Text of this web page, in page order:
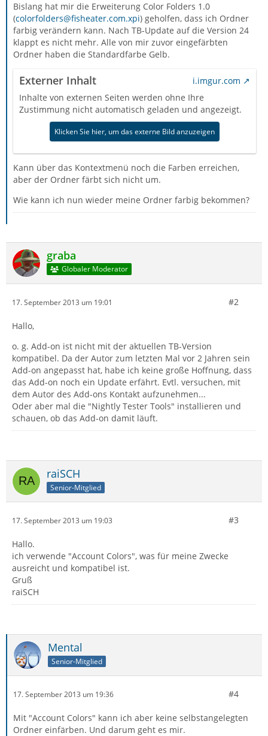
Bislang hat mir die Erweiterung Color Folders 1.0
(colorfolders@fisheater.com.xpi) geholfen, dass ich Ordner
farbig verändern kann. Nach TB-Update auf die Version 24
klappt es nicht mehr. Alle von mir zuvor eingefärbten
Ordner haben die Standardfarbe Gelb.
Externer Inhalt
i.imgur.com
Inhalte von externen Seiten werden ohne Ihre
Zustimmung nicht automatisch geladen und angezeigt.
Klicken Sie hier, um das externe Bild anzuzeigen
Kann über das Kontextmenü noch die Farben erreichen,
aber der Ordner färbt sich nicht um.
Wie kann ich nun wieder meine Ordner farbig bekommen?
graba
Globaler Moderator
17. September 2013 um 19:01 #2
Hallo,
o. g. Add-on ist nicht mit der aktuellen TB-Version
kompatibel. Da der Autor zum letzten Mal vor 2 Jahren sein
Add-on angepasst hat, habe ich keine große Hoffnung, dass
das Add-on noch ein Update erfährt. Evtl. versuchen, mit
dem Autor des Add-ons Kontakt aufzunehmen...
Oder aber mal die "Nightly Tester Tools" installieren und
schauen, ob das Add-on damit läuft.
raiSCH
Senior-Mitglied
17. September 2013 um 19:03 #3
Hallo.
ich verwende "Account Colors", was für meine Zwecke
ausreicht und kompatibel ist.
Gruß
raiSCH
Mental
Senior-Mitglied
17. September 2013 um 19:36 #4
Mit "Account Colors" kann ich aber keine selbstangelegten
Ordner einfärben. Und darum geht es mir.